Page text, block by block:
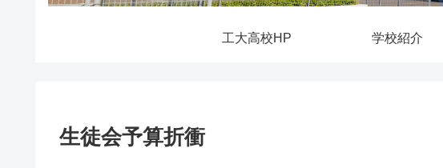
工大高校HP 学校紹介
生徒会予算折衝